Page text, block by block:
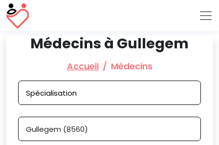
Médecins à Gullegem
Accueil Médecins